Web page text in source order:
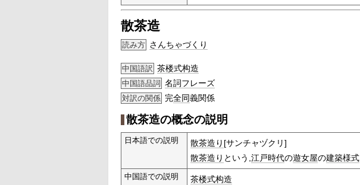
散茶造
読み方 さんちゃづくり
中国語訳 茶楼式构造
中国語品詞 名詞フレーズ
対訳の関係 完全同義関係
散茶造の概念の説明
日本語での説明 散茶造り [サンチャヅクリ]
散茶造り という,江戸時代の遊女屋の建築様式
中国語での説明
茶楼式构造